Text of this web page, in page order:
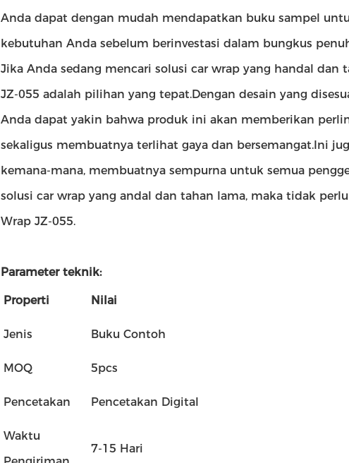
Anda dapat dengan mudah mendapatkan buku sampel
kebutuhan Anda sebelum berinvestasi dalam bungkus
Jika Anda sedang mencari solusi car wrap yang handal dan
JZ-055 adalah pilihan yang tepat.Dengan desain yang
Anda dapat yakin bahwa produk ini akan memberikan
sekaligus membuatnya terlihat gaya dan bersemangat.Ini
kemana-mana, membuatnya sempurna untuk semua
solusi car wrap yang andal dan tahan lama, maka tidak
Wrap JZ-055.
Parameter teknik:
Properti Nilai
Jenis Buku Contoh
MOQ 5pcs
Pencetakan Pencetakan Digital
Waktu
7-15 Hari